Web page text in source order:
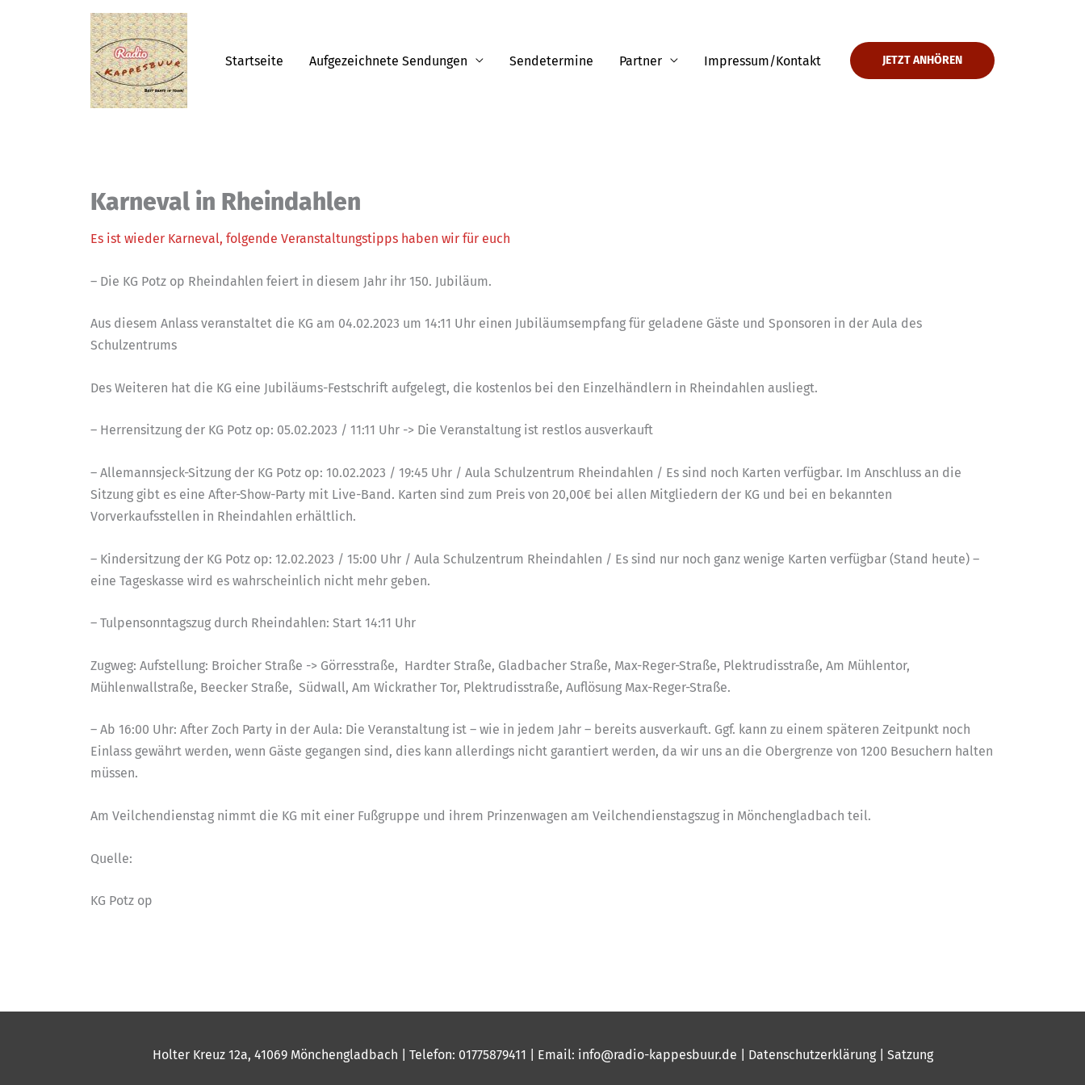
Startseite Aufgezeichnete Sendungen Sendetermine Partner Impressum/Kontakt JETZT ANHÖREN
Karneval in Rheindahlen
Es ist wieder Karneval, folgende Veranstaltungstipps haben wir für euch
– Die KG Potz op Rheindahlen feiert in diesem Jahr ihr 150. Jubiläum.
Aus diesem Anlass veranstaltet die KG am 04.02.2023 um 14:11 Uhr einen Jubiläumsempfang für geladene Gäste und Sponsoren in der Aula des
Schulzentrums
Des Weiteren hat die KG eine Jubiläums-Festschrift aufgelegt, die kostenlos bei den Einzelhändlern in Rheindahlen ausliegt.
– Herrensitzung der KG Potz op: 05.02.2023 / 11:11 Uhr -> Die Veranstaltung ist restlos ausverkauft
– Allemannsjeck-Sitzung der KG Potz op: 10.02.2023 / 19:45 Uhr / Aula Schulzentrum Rheindahlen / Es sind noch Karten verfügbar. Im Anschluss an die
Sitzung gibt es eine After-Show-Party mit Live-Band. Karten sind zum Preis von 20,00€ bei allen Mitgliedern der KG und bei en bekannten
Vorverkaufsstellen in Rheindahlen erhältlich.
– Kindersitzung der KG Potz op: 12.02.2023 / 15:00 Uhr / Aula Schulzentrum Rheindahlen / Es sind nur noch ganz wenige Karten verfügbar (Stand heute) –
eine Tageskasse wird es wahrscheinlich nicht mehr geben.
– Tulpensonntagszug durch Rheindahlen: Start 14:11 Uhr
Zugweg: Aufstellung: Broicher Straße -> Görresstraße, Hardter Straße, Gladbacher Straße, Max-Reger-Straße, Plektrudisstraße, Am Mühlentor,
Mühlenwallstraße, Beecker Straße, Südwall, Am Wickrather Tor, Plektrudisstraße, Auflösung Max-Reger-Straße.
– Ab 16:00 Uhr: After Zoch Party in der Aula: Die Veranstaltung ist – wie in jedem Jahr – bereits ausverkauft. Ggf. kann zu einem späteren Zeitpunkt noch
Einlass gewährt werden, wenn Gäste gegangen sind, dies kann allerdings nicht garantiert werden, da wir uns an die Obergrenze von 1200 Besuchern halten
müssen.
Am Veilchendienstag nimmt die KG mit einer Fußgruppe und ihrem Prinzenwagen am Veilchendienstagszug in Mönchengladbach teil.
Quelle:
KG Potz op
Holter Kreuz 12a, 41069 Mönchengladbach | Telefon: 01775879411 | Email: info@radio-kappesbuur.de Datenschutzerklärung| Satzung